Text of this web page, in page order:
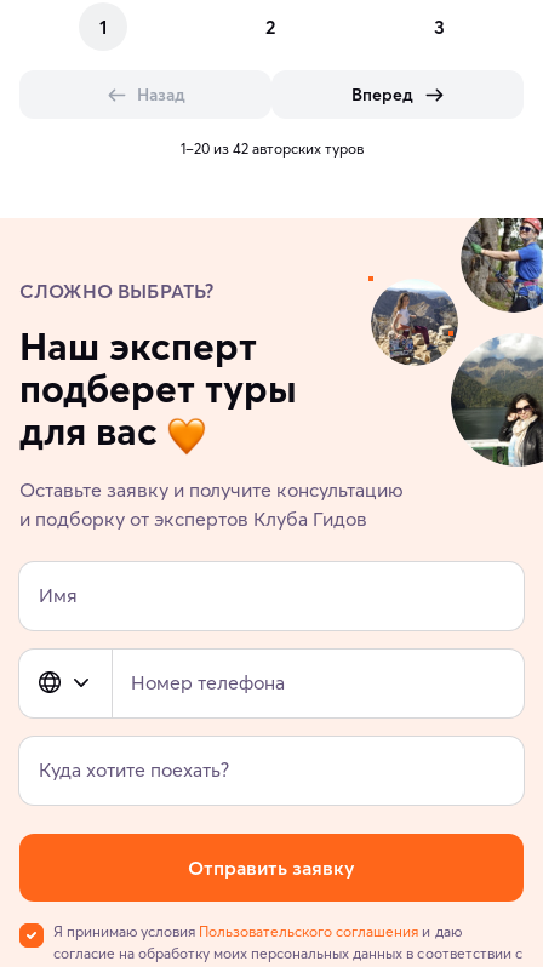
1 2 3
Назад Вперед
1–20 из 42 авторских туров
СЛОЖНО ВЫБРАТЬ?
Наш эксперт
подберет туры
для вас
Оставьте заявку и получите консультацию
и подборку от экспертов Клуба Гидов
Имя
Номер телефона
Куда хотите поехать?
Отправить заявку
Я принимаю условия Пользовательского соглашения и даю
согласие на обработку моих персональных данных в соответствии с